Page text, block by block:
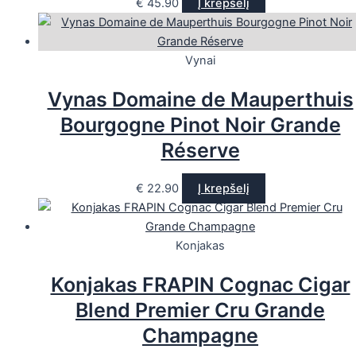
€ 45.90 Į krepšelį
Vynai
Vynas Domaine de Mauperthuis
Bourgogne Pinot Noir Grande
Réserve
€ 22.90 Į krepšelį
Konjakas
Konjakas FRAPIN Cognac Cigar
Blend Premier Cru Grande
Champagne